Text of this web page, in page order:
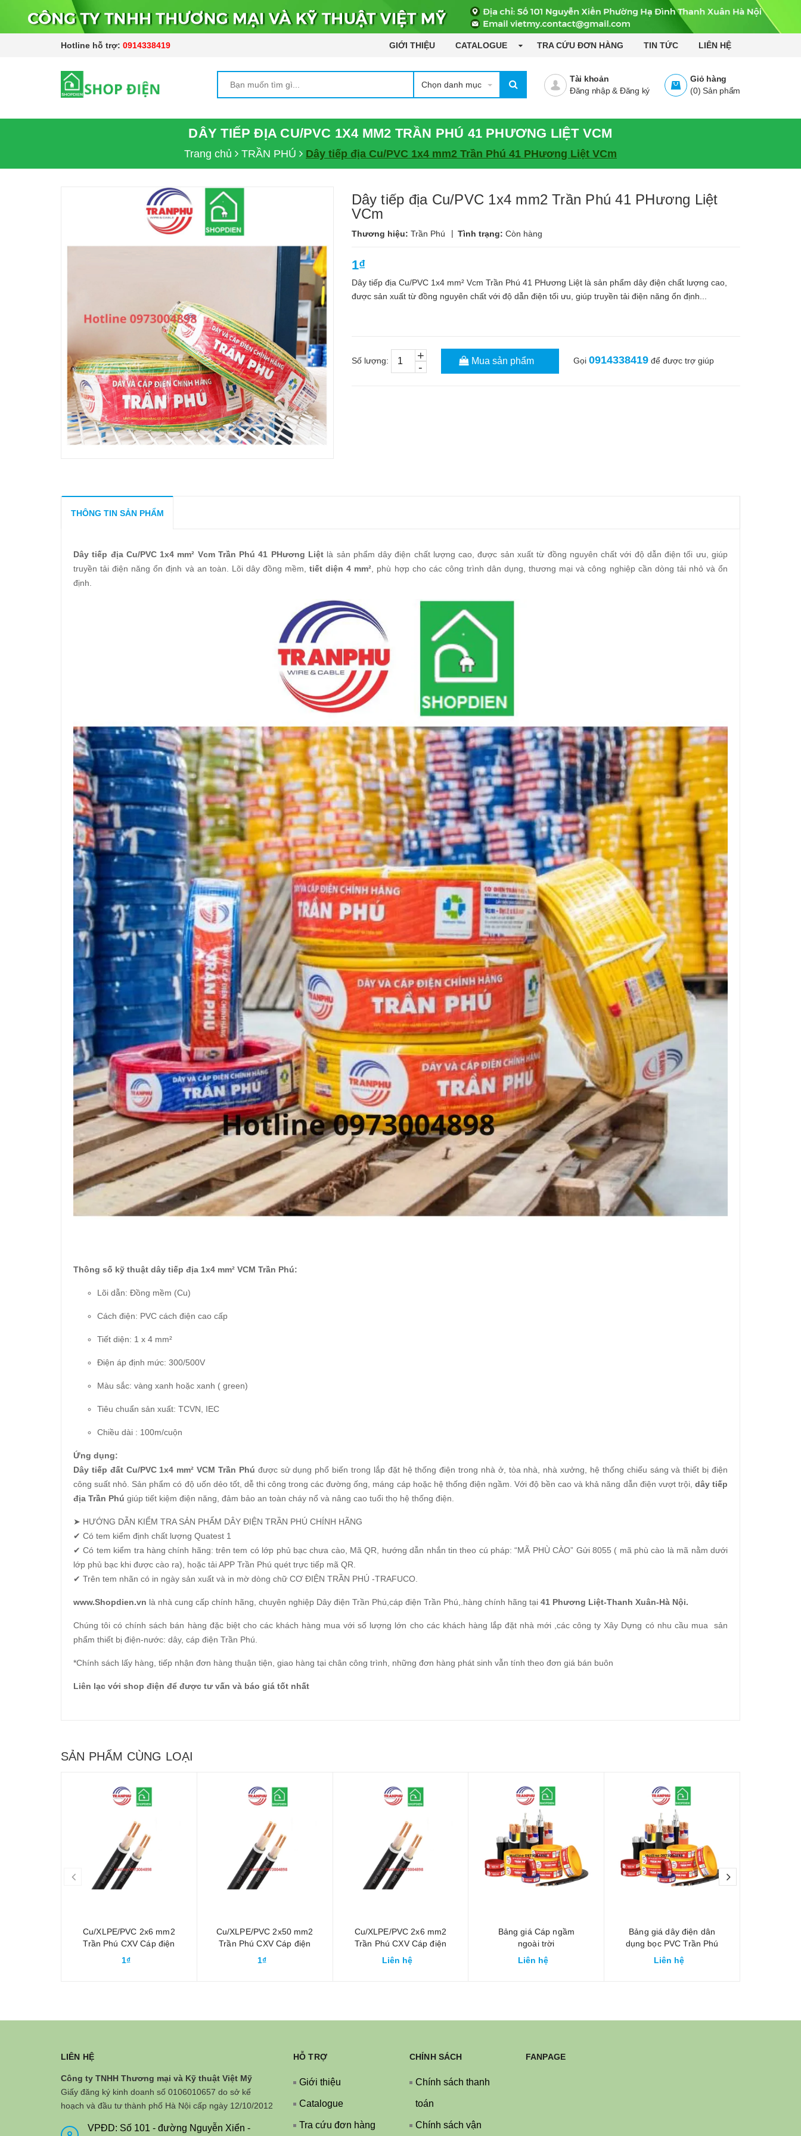
Hotline hỗ trợ: 0914338419 GIỚI THIỆU CATALOGUE TRA CỨU ĐƠN HÀNG TIN TỨC LIÊN HỆ
Chọn danh mục
Giỏ hàng
(0) Sản phẩm
Tài khoản
Đăng nhập& Đăng ký
DÂY TIẾP ĐỊA CU/PVC 1X4 MM2 TRẦN PHÚ 41 PHƯƠNG LIỆT VCM
Trang chủ TRẦN PHÚ Dây tiếp địa Cu/PVC 1x4 mm2 Trần Phú 41 PHương Liệt VCm
Dây tiếp địa Cu/PVC 1x4 mm2 Trần Phú 41 PHương Liệt
VCm
Thương hiệu: Trần Phú | Tình trạng: Còn hàng
1₫
Dây tiếp địa Cu/PVC 1x4 mm² Vcm Trần Phú 41 PHương Liệt là sản phẩm dây điện chất lượng cao,
được sản xuất từ đồng nguyên chất với độ dẫn điện tối ưu, giúp truyền tải điện năng ổn định...
Số lượng: -
+ Mua sản phẩm Gọi 0914338419để được trợ giúp
THÔNG TIN SẢN PHẨM
Dây tiếp địa Cu/PVC 1x4 mm² Vcm Trần Phú 41 PHương Liệt là sản phẩm dây điện chất lượng cao, được sản xuất từ đồng nguyên chất với độ dẫn điện tối ưu, giúp
truyền tải điện năng ổn định và an toàn. Lõi dây đồng mềm,tiết diện 4 mm² , phù hợp cho các công trình dân dụng, thương mại và công nghiệp cần dòng tải nhỏ và ổn
định.
Thông số kỹ thuật dây tiếp địa 1x4 mm² VCM Trần Phú:
Lõi dẫn: Đồng mềm (Cu)
Cách điện: PVC cách điện cao cấp
Tiết diện: 1 x 4 mm²
Điện áp định mức: 300/500V
Màu sắc: vàng xanh hoặc xanh ( green)
Tiêu chuẩn sản xuất: TCVN, IEC
Chiều dài : 100m/cuộn
Ứng dụng:
Dây tiếp đất Cu/PVC 1x4 mm² VCM Trần Phú được sử dụng phổ biến trong lắp đặt hệ thống điện trong nhà ở, tòa nhà, nhà xưởng, hệ thống chiếu sáng và thiết bị điện
công suất nhỏ. Sản phẩm có độ uốn dẻo tốt, dễ thi công trong các đường ống, máng cáp hoặc hệ thống điện ngầm. Với độ bền cao và khả năng dẫn điện vượt trội, dây tiếp
địa Trần Phú giúp tiết kiệm điện năng, đảm bảo an toàn cháy nổ và nâng cao tuổi thọ hệ thống điện.
➤ HƯỚNG DẪN KIỂM TRA SẢN PHẨM DÂY ĐIỆN TRẦN PHÚ CHÍNH HÃNG
✔ Có tem kiểm định chất lượng Quatest 1
✔ Có tem kiểm tra hàng chính hãng: trên tem có lớp phủ bạc chưa cào, Mã QR, hướng dẫn nhắn tin theo cú pháp: “MÃ PHÙ CÀO” Gửi 8055 ( mã phù cào là mã nằm dưới
lớp phủ bạc khi được cào ra), hoặc tải APP Trần Phú quét trực tiếp mã QR.
✔ Trên tem nhãn có in ngày sản xuất và in mờ dòng chữ CƠ ĐIỆN TRẦN PHÚ -TRAFUCO.
www.Shopdien.vn là nhà cung cấp chính hãng, chuyên nghiệp Dây điện Trần Phú,cáp điện Trần Phú,.hàng chính hãng tại 41 Phương Liệt-Thanh Xuân-Hà Nội.
Chúng tôi có chính sách bán hàng đặc biệt cho các khách hàng mua với số lượng lớn cho các khách hàng lắp đặt nhà mới ,các công ty Xây Dựng có nhu cầu mua sản
phẩm thiết bị điện-nước: dây, cáp điện Trần Phú.
*Chính sách lấy hàng, tiếp nhận đơn hàng thuận tiện, giao hàng tại chân công trình, những đơn hàng phát sinh vẫn tính theo đơn giá bán buôn
Liên lạc với shop điện để được tư vấn và báo giá tốt nhất
SẢN PHẨM CÙNG LOẠI
Cu/XLPE/PVC 2x6 mm2
Trần Phú CXV Cáp điện
treo ngoài trời
1₫
Cu/XLPE/PVC 2x50 mm2
Trần Phú CXV Cáp điện
treo ngoài trời
1₫
Cu/XLPE/PVC 2x6 mm2
Trần Phú CXV Cáp điện
treo ngoài trời
Liên hệ
Bảng giá Cáp ngầm
ngoài trời
Cu/XLPE/DSTA/PVC Trần
Phú 41 Phương Liệt
Liên hệ
Bảng giá dây điện dân
dụng bọc PVC Trần Phú
41 Phương Liệt mới nhất
Liên hệ
LIÊN HỆ
Công ty TNHH Thương mại và Kỹ thuật Việt Mỹ
Giấy đăng ký kinh doanh số 0106010657 do sở kế
hoạch và đầu tư thành phố Hà Nội cấp ngày 12/10/2012
VPĐD: Số 101 - đường Nguyễn Xiển -
HỖ TRỢ
Giới thiệu
Catalogue
Tra cứu đơn hàng
CHÍNH SÁCH
Chính sách thanh
toán
Chính sách vận
FANPAGE